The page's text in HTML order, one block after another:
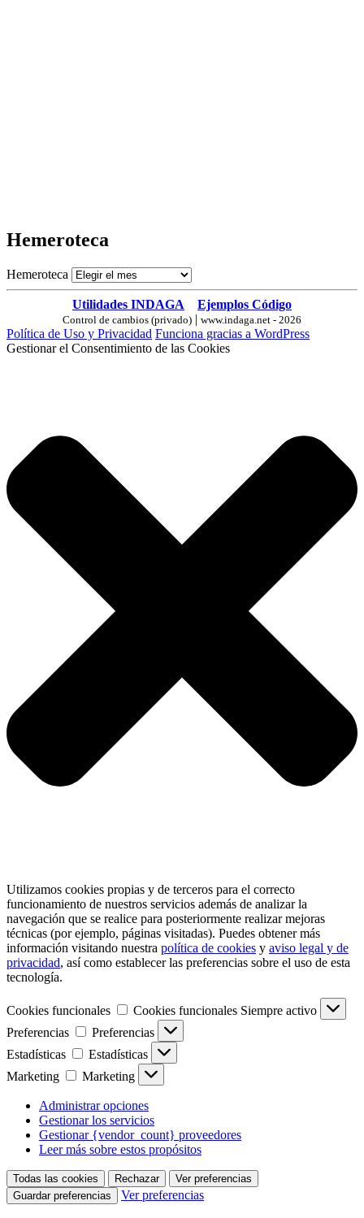
Hemeroteca
Hemeroteca
Utilidades INDAGA Ejemplos Código
Control de cambios (privado) | www.indaga.net - 2026
Política de Uso y Privacidad Funciona gracias a WordPress
Gestionar el Consentimiento de las Cookies
Utilizamos cookies propias y de terceros para el correcto
funcionamiento de nuestros servicios además de analizar la
navegación que se realice para posteriormente realizar mejoras
técnicas (por ejemplo, páginas visitadas). Puedes obtener más
información visitando nuestra política de cookies y aviso legal y de
privacidad, así como establecer las preferencias sobre el uso de esta
tecnología.
Cookies funcionales Cookies funcionales Siempre activo
Preferencias
Preferencias
Estadísticas
Estadísticas
Marketing
Marketing
Administrar opciones
Gestionar los servicios
Gestionar {vendor_count} proveedores
Leer más sobre estos propósitos
Todas las cookies Rechazar
Ver preferencias
Guardar preferencias
Ver preferencias